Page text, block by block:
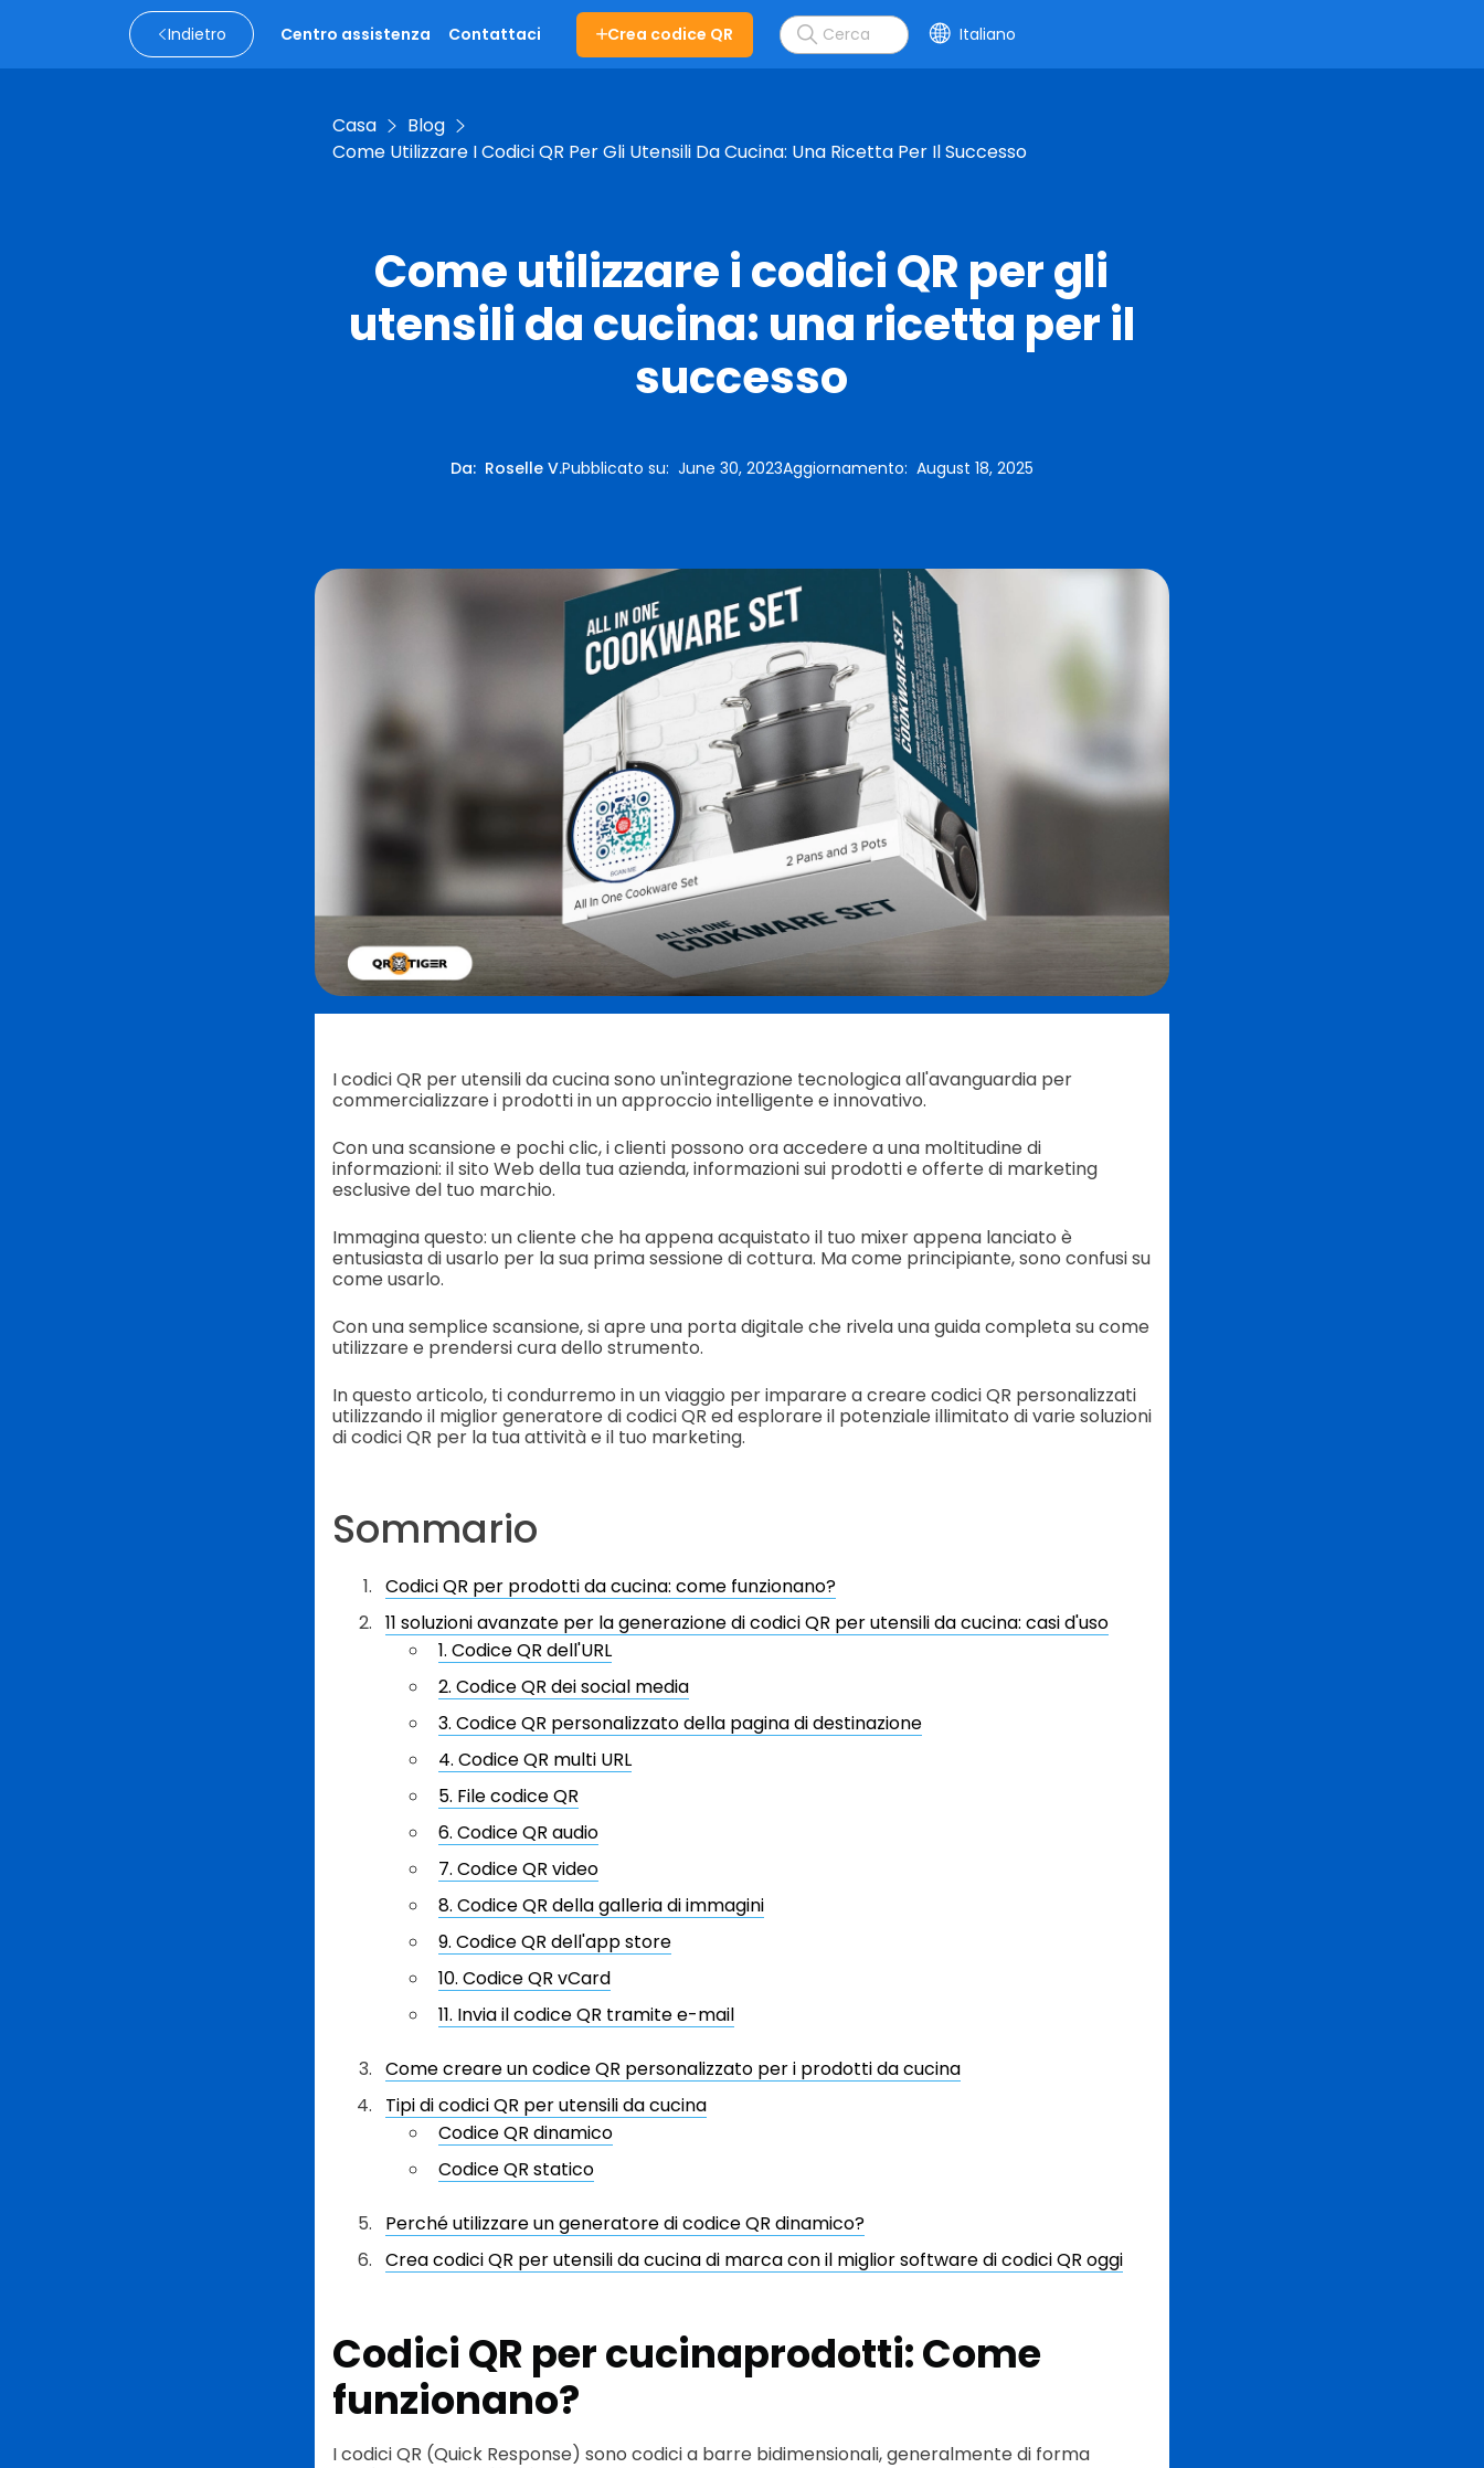
Indietro Centro assistenza Contattaci Crea codice QR Italiano
Casa
Blog
Come Utilizzare I Codici QR Per Gli Utensili Da Cucina: Una Ricetta Per Il Successo
Come utilizzare i codici QR per gli
utensili da cucina: una ricetta per il
successo
Da: Roselle V.Pubblicato su: June 30, 2023Aggiornamento: August 18, 2025
I codici QR per utensili da cucina sono un'integrazione tecnologica all'avanguardia per
commercializzare i prodotti in un approccio intelligente e innovativo.
Con una scansione e pochi clic, i clienti possono ora accedere a una moltitudine di
informazioni: il sito Web della tua azienda, informazioni sui prodotti e offerte di marketing
esclusive del tuo marchio.
Immagina questo: un cliente che ha appena acquistato il tuo mixer appena lanciato è
entusiasta di usarlo per la sua prima sessione di cottura. Ma come principiante, sono confusi su
come usarlo.
Con una semplice scansione, si apre una porta digitale che rivela una guida completa su come
utilizzare e prendersi cura dello strumento.
In questo articolo, ti condurremo in un viaggio per imparare a creare codici QR personalizzati
utilizzando il miglior generatore di codici QR ed esplorare il potenziale illimitato di varie soluzioni
di codici QR per la tua attività e il tuo marketing.
Sommario
Codici QR per prodotti da cucina: come funzionano?
11 soluzioni avanzate per la generazione di codici QR per utensili da cucina: casi d'uso
1. Codice QR dell'URL
2. Codice QR dei social media
3. Codice QR personalizzato della pagina di destinazione
4. Codice QR multi URL
5. File codice QR
6. Codice QR audio
7. Codice QR video
8. Codice QR della galleria di immagini
9. Codice QR dell'app store
10. Codice QR vCard
11. Invia il codice QR tramite e-mail
Come creare un codice QR personalizzato per i prodotti da cucina
Tipi di codici QR per utensili da cucina
Codice QR dinamico
Codice QR statico
Perché utilizzare un generatore di codice QR dinamico?
Crea codici QR per utensili da cucina di marca con il miglior software di codici QR oggi
Codici QR percucinaprodotti: Come
funzionano?
I codici QR (Quick Response) sono codici a barre bidimensionali, generalmente di forma